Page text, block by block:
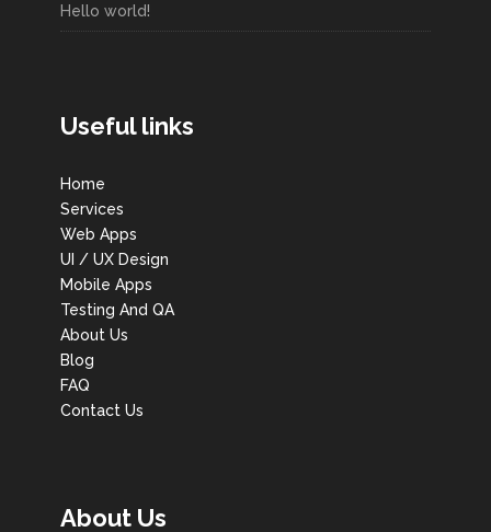
Hello world!
Useful links
Home
Services
Web Apps
UI / UX Design
Mobile Apps
Testing And QA
About Us
Blog
FAQ
Contact Us
About Us